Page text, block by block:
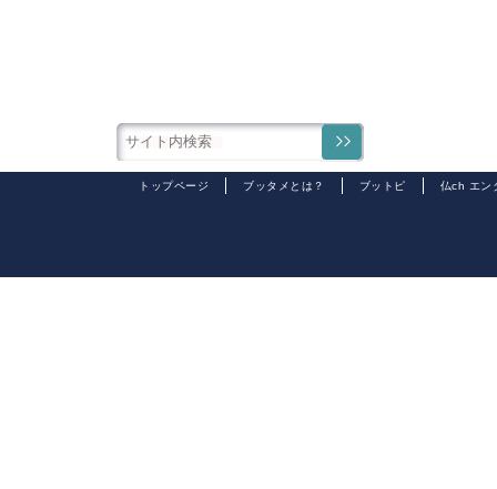
トップページ ブッタメとは？ ブットピ 仏ch エン